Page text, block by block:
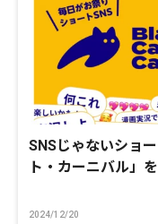
SNSじゃないショ
ト・カーニバル」
2024/12/20